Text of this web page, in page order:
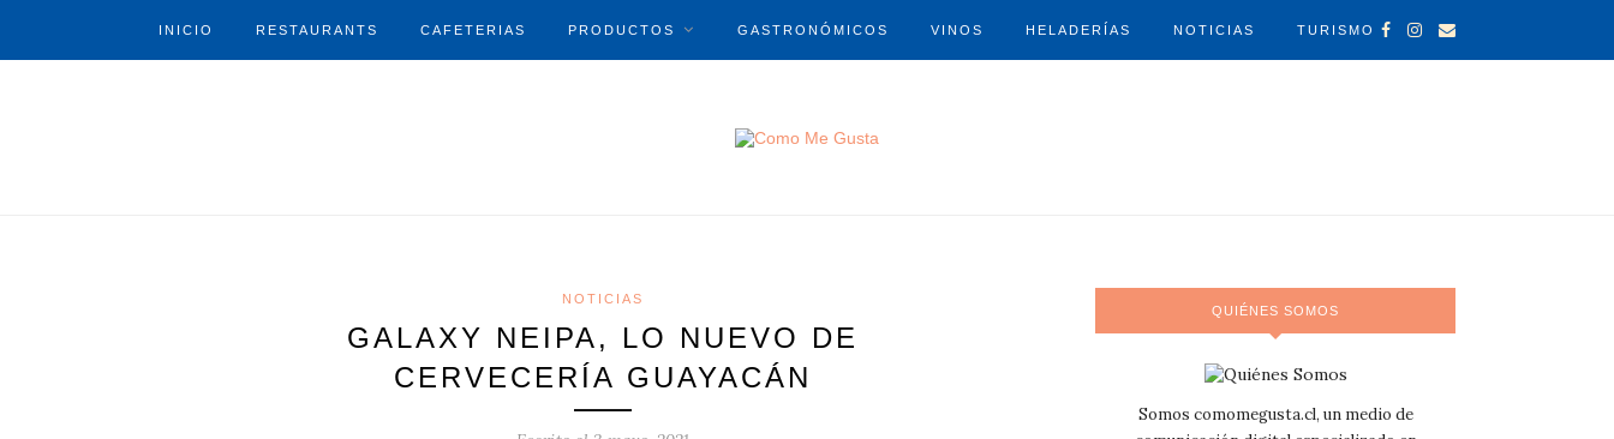
INICIO RESTAURANTS CAFETERIAS PRODUCTOS GASTRONÓMICOS VINOS HELADERÍAS NOTICIAS TURISMO
NOTICIAS
GALAXY NEIPA, LO NUEVO DE
CERVECERÍA GUAYACÁN
QUIÉNES SOMOS
Somos comomegusta.cl, un medio de